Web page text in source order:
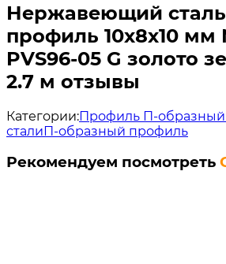
Нержавеющий
профиль 10х8х10 мм
PVS96-05 G золото
2.7 м отзывы
Категории:Профиль П-
сталиП-образный профиль
Рекомендуем посмотреть